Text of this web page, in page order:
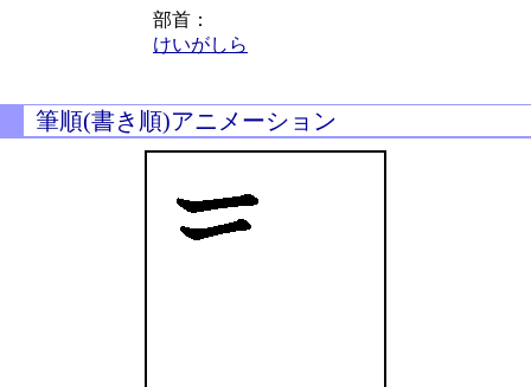
部首：
けいがしら
筆順(書き順)アニメーション